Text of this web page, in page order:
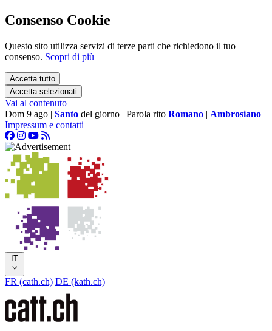
Consenso Cookie
Questo sito utilizza servizi di terze parti che richiedono il tuo
consenso. Scopri di più
Accetta tutto
Accetta selezionati
Vai al contenuto
Dom 9 ago | Santo del giorno | Parola rito Romano | Ambrosiano
Impressum e contatti |
IT
FR (cath.ch) DE (kath.ch)